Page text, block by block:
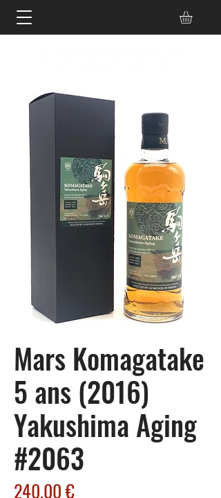
Mars Komagatake
5 ans (2016)
Yakushima Aging
#2063
240,00 €Prix